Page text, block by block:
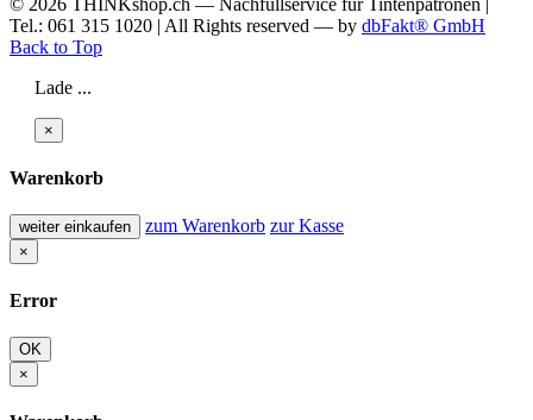
© 2026 THINKshop.ch — Nachfüllservice fürTintenpatronen |
Tel.: 061 315 1020 | All Rights reserved — by dbFakt® GmbH
Back to Top
Lade ...
×
Warenkorb
weiter einkaufen zum Warenkorb zur Kasse
×
Error
OK
×